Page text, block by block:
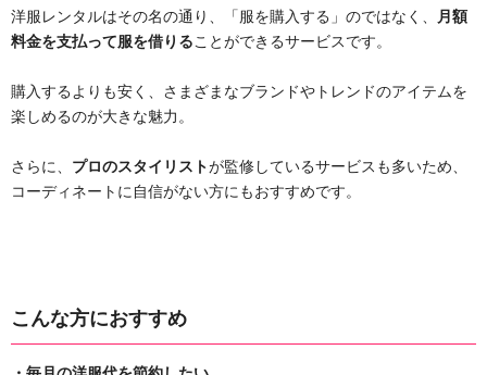
洋服レンタルはその名の通り、「服を購入する」のではなく、
月額
料金を支払って服を借りることができるサービスです。
購入するよりも安く、さまざまなブランドやトレンドのアイテムを
楽しめるのが大きな魅力。
さらに、 プロのスタイリストが監修しているサービスも多いため、
コーディネートに自信がない方にもおすすめです。
こんな方におすすめ